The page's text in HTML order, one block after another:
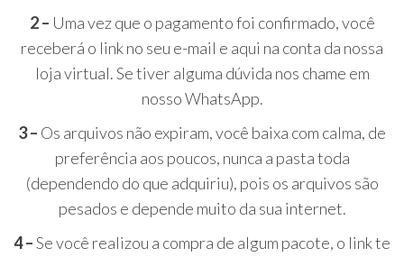
2 – Uma vez que o pagamento foi confirmado, você
receberá o link no seu e-mail e aqui na conta da nossa
loja virtual. Se tiver alguma dúvida nos chame em
nosso WhatsApp.
3 – Os arquivos não expiram, você baixa com calma, de
preferência aos poucos, nunca a pasta toda
(dependendo do que adquiriu), pois os arquivos são
pesados e depende muito da sua internet.
4 –Se você realizou a compra de algum pacote, o link te